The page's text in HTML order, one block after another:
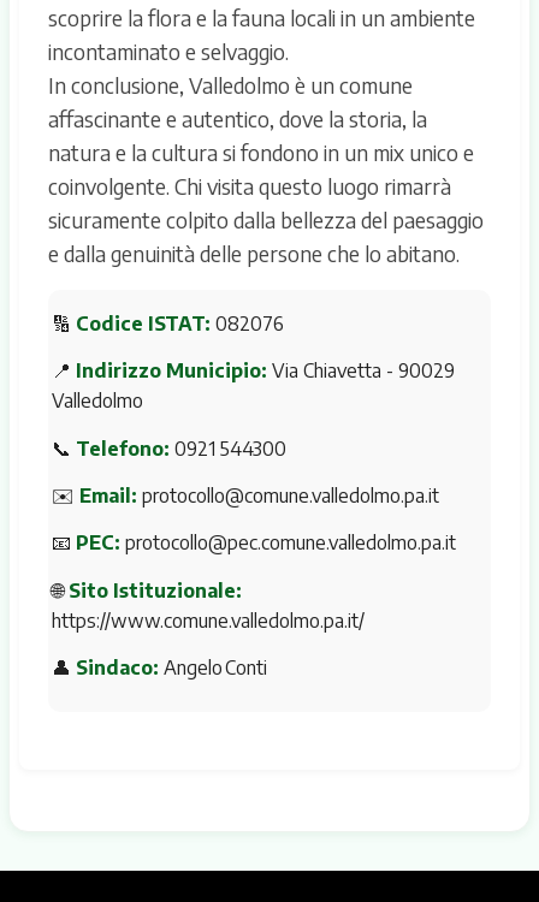
scoprire la flora e la fauna locali in un ambiente
incontaminato e selvaggio.
In conclusione, Valledolmo è un comune
affascinante e autentico, dove la storia, la
natura e la cultura si fondono in un mix unico e
coinvolgente. Chi visita questo luogo rimarrà
sicuramente colpito dalla bellezza del paesaggio
e dalla genuinità delle persone che lo abitano.
🔢 Codice ISTAT: 082076
📍 Indirizzo Municipio: Via Chiavetta - 90029
Valledolmo
📞 Telefono: 0921 544300
✉️ Email: protocollo@comune.valledolmo.pa.it
📧 PEC: protocollo@pec.comune.valledolmo.pa.it
🌐Sito Istituzionale:
https://www.comune.valledolmo.pa.it/
👤 Sindaco: Angelo Conti